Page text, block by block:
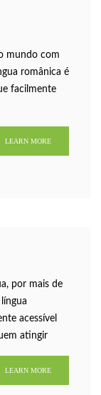
mundo com
românica é
facilmente
LEARN MORE
por mais de
acessível
atingir
LEARN MORE